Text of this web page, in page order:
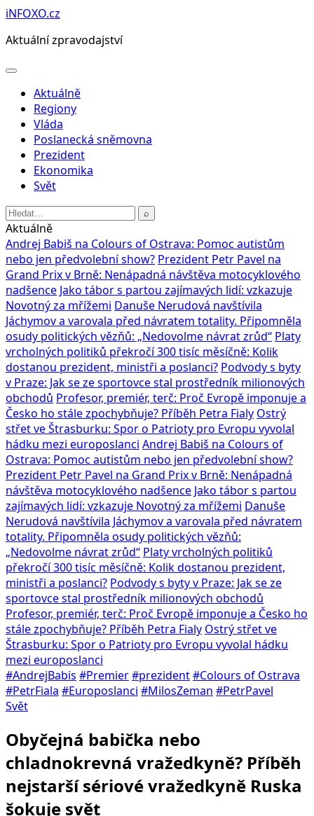
Přeskočit
obsah
iNFOXO.cz
Aktuální zpravodajství
Otevřít
Aktuálně
Regiony
Vláda
Poslanecká sněmovna
Prezident
Ekonomika
Svět
Hledat:
⌕
Aktuálně
Andrej Babiš na Colours of Ostrava: Pomoc autistům
nebo jen předvolební show? Prezident Petr Pavel na
Grand Prix v Brně: Nenápadná návštěva motocyklového
nadšence Jako tábor s partou zajímavých lidí: vzkazuje
Novotný za mřížemi Danuše Nerudová navštívila
Jáchymov a varovala před návratem totality. Připomněla
osudy politických vězňů: „Nedovolme návrat zrůd“ Platy
vrcholných politiků překročí 300 tisíc měsíčně: Kolik
dostanou prezident, ministři a poslanci? Podvody s byty
v Praze: Jak se ze sportovce stal prostředník milionových
obchodů Profesor, premiér, terč: Proč Evropě imponuje a
Česko ho stále zpochybňuje? Příběh Petra Fialy Ostrý
střet ve Štrasburku: Spor o Patrioty pro Evropu vyvolal
hádku mezi europoslanci Andrej Babiš na Colours of
Ostrava: Pomoc autistům nebo jen předvolební show?
Prezident Petr Pavel na Grand Prix v Brně: Nenápadná
návštěva motocyklového nadšence Jako tábor s partou
zajímavých lidí: vzkazuje Novotný za mřížemi Danuše
Nerudová navštívila Jáchymov a varovala před návratem
totality. Připomněla osudy politických vězňů:
„Nedovolme návrat zrůd“ Platy vrcholných politiků
překročí 300 tisíc měsíčně: Kolik dostanou prezident,
ministři a poslanci? Podvody s byty v Praze: Jak se ze
sportovce stal prostředník milionových obchodů
Profesor, premiér, terč: Proč Evropě imponuje a Česko ho
stále zpochybňuje? Příběh Petra Fialy Ostrý střet ve
Štrasburku: Spor o Patrioty pro Evropu vyvolal hádku
mezi europoslanci
#AndrejBabis #Premier#prezident#Colours of Ostrava
#PetrFiala #Europoslanci #MilosZeman #PetrPavel
Svět
Obyčejná babička nebo
chladnokrevná vražedkyně? Příběh
nejstarší sériové vražedkyně Ruska
šokuje svět